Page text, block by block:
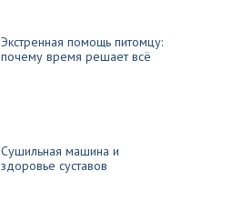
Экстренная помощь питомцу:
почему время решает всё
Сушильная машина и
здоровье суставов